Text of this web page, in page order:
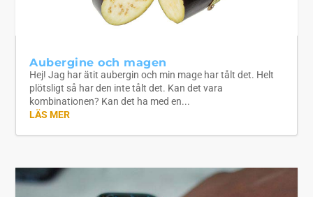
Aubergine och magen
Hej! Jag har ätit aubergin och min mage har tålt det. Helt
plötsligt så har den inte tålt det. Kan det vara
kombinationen? Kan det ha med en...
LÄS MER